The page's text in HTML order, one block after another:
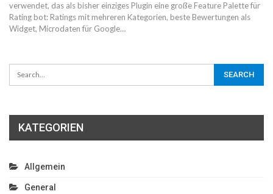
verwendet, das als bisher einziges Plugin eine große Feature Palette für
Rating bot: Ratings mit mehreren Kategorien, beste Bewertungen als
Widget, Microdaten für Google…
KATEGORIEN
Allgemein
General